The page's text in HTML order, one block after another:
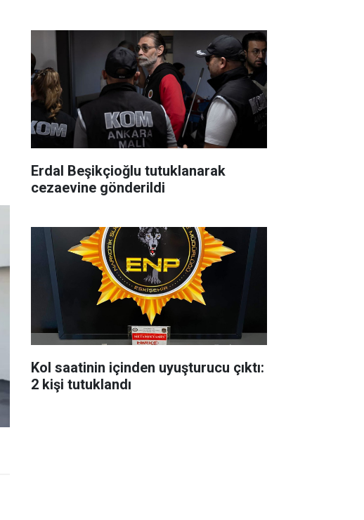
Erdal Beşikçioğlu tutuklanarak
cezaevine gönderildi
Kol saatinin içinden uyuşturucu çıktı:
2 kişi tutuklandı